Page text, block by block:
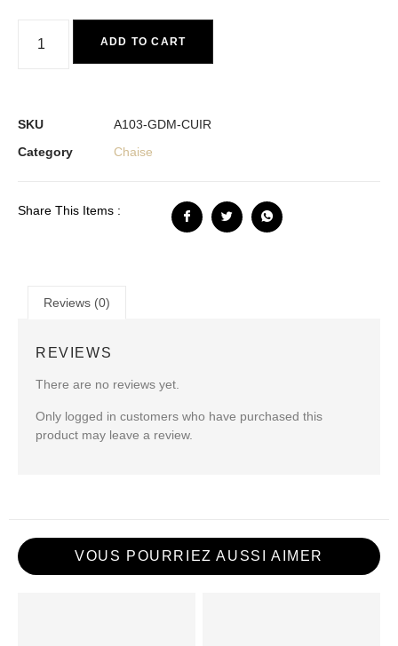
ADD TO CART
SKU
A103-GDM-CUIR
Category
Chaise
Share This Items :
Reviews (0)
REVIEWS
There are no reviews yet.
Only logged in customers who have purchased this
product may leave a review.
VOUS POURRIEZ AUSSI AIMER